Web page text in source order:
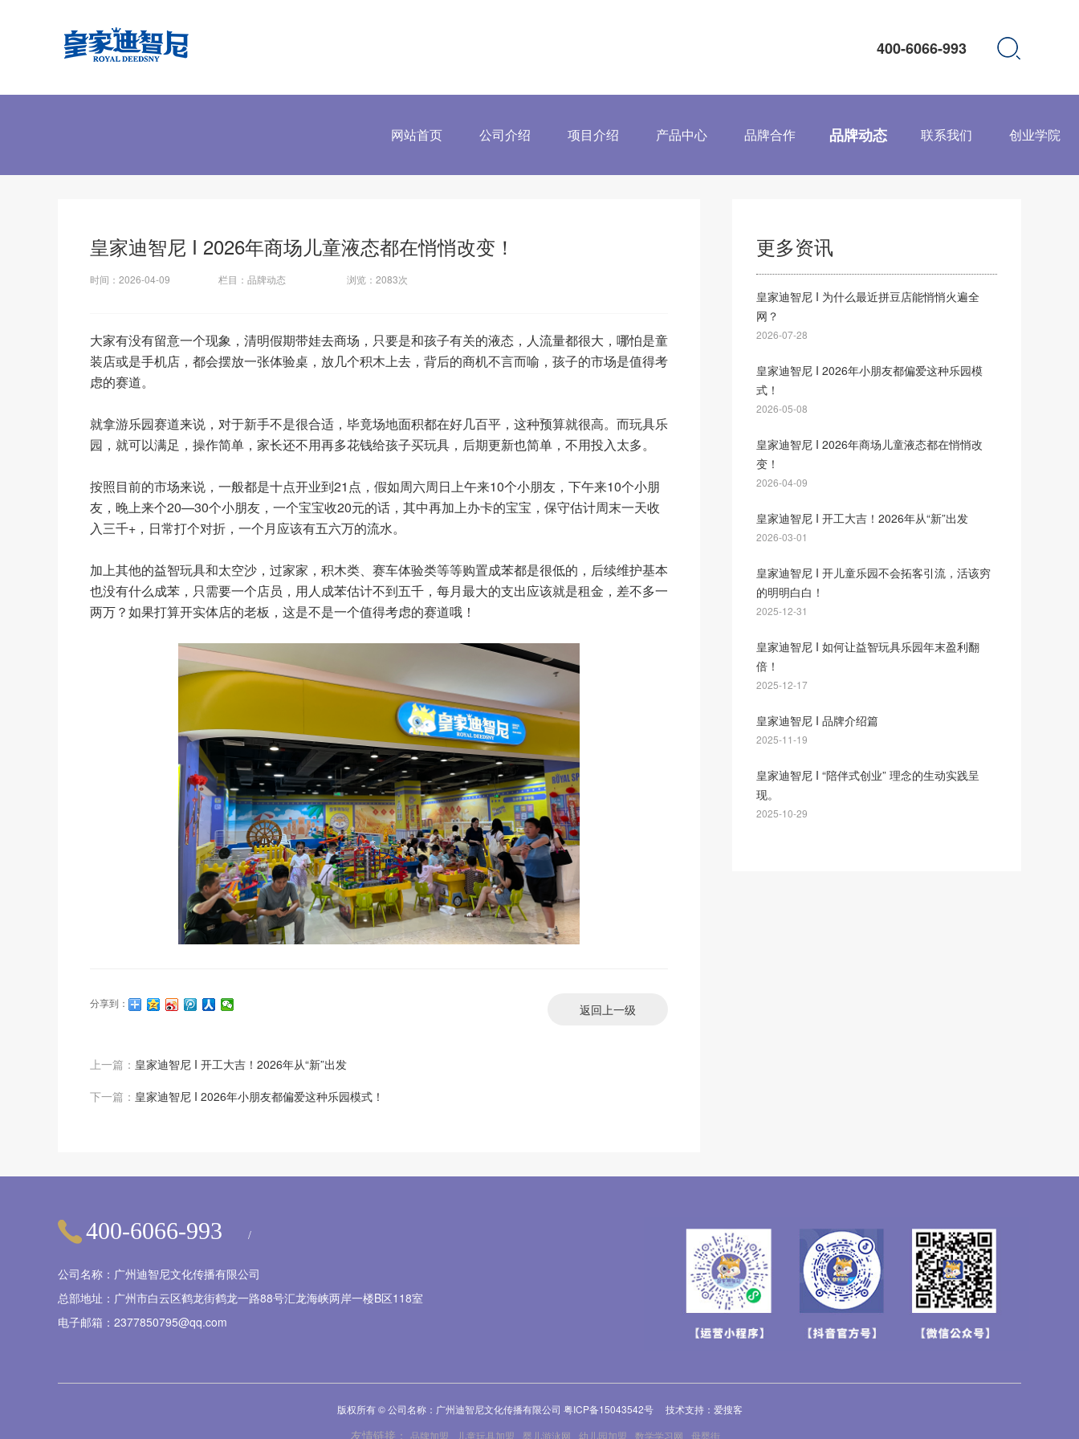
400-6066-993
网站首页 公司介绍 项目介绍 产品中心 品牌合作 品牌动态 联系我们 创业学院
皇家迪智尼 I 2026年商场儿童液态都在悄悄改变！
时间： 2026-04-09 栏目： 品牌动态 浏览： 2083次
大家有没有留意一个现象，清明假期带娃去商场，只要是和孩子有关的液态，人流量都很大，哪怕是童
装店或是手机店，都会摆放一张体验桌，放几个积木上去，背后的商机不言而喻，孩子的市场是值得考
虑的赛道。
就拿游乐园赛道来说，对于新手不是很合适，毕竟场地面积都在好几百平，这种预算就很高。而玩具乐
园，就可以满足，操作简单，家长还不用再多花钱给孩子买玩具，后期更新也简单，不用投入太多。
按照目前的市场来说，一般都是十点开业到21点，假如周六周日上午来10个小朋友，下午来10个小朋
友，晚上来个20—30个小朋友，一个宝宝收20元的话，其中再加上办卡的宝宝，保守估计周末一天收
入三千+，日常打个对折，一个月应该有五六万的流水。
加上其他的益智玩具和太空沙，过家家，积木类、赛车体验类等等购置成苯都是很低的，后续维护基本
也没有什么成苯，只需要一个店员，用人成苯估计不到五千，每月最大的支出应该就是租金，差不多一
两万？如果打算开实体店的老板，这是不是一个值得考虑的赛道哦！
分享到： 返回上一级
上一篇：
皇家迪智尼 I 开工大吉！2026年从“新”出发
下一篇： 皇家迪智尼 I 2026年小朋友都偏爱这种乐园模式！
更多资讯
皇家迪智尼 I 为什么最近拼豆店能悄悄火遍全
网？
2026-07-28
皇家迪智尼 I 2026年小朋友都偏爱这种乐园模
式！
2026-05-08
皇家迪智尼 I 2026年商场儿童液态都在悄悄改
变！
2026-04-09
皇家迪智尼 I 开工大吉！2026年从“新”出发
2026-03-01
皇家迪智尼 I 开儿童乐园不会拓客引流，活该穷
的明明白白！
2025-12-31
皇家迪智尼 I 如何让益智玩具乐园年末盈利翻
倍！
2025-12-17
皇家迪智尼 I 品牌介绍篇
2025-11-19
皇家迪智尼 I “陪伴式创业” 理念的生动实践呈
现。
2025-10-29
400-6066-993 /
公司名称：广州迪智尼文化传播有限公司
总部地址：广州市白云区鹤龙街鹤龙一路88号汇龙海峡两岸一楼B区118室
电子邮箱：2377850795@qq.com
版权所有 © 公司名称：广州迪智尼文化传播有限公司 粤ICP备15043542号技术支持： 爱搜客
友情链接： 品牌加盟 儿童玩具加盟 婴儿游泳网 幼儿园加盟 数学学习网 母婴街